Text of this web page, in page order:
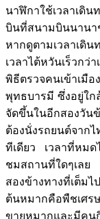
นาฬิกาใช้เวลาเดิน
บินที่สนามบินนานา
หากดูตามเวลาเดิ
เวลาไต้หวันเร็วก
พิธีตรวจคนเข้าเมื
พุทธบารมี ซึ่งอยู่ใก
จัดขึ้นในอีกสองวัน
ต้องนั่งรถยนต์จากไ
ทีเดียว เวลาที่หมด
ชมสถานที่ใดๆเลย
สองข้างทางที่เต็ม
ต้นหมากคือพืชเศ
ขายหมากและมีค